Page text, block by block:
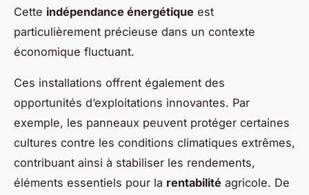
Cette indépendance énergétique est
particulièrement précieuse dans un contexte
économique fluctuant.
Ces installations offrent également des
opportunités d’exploitations innovantes. Par
exemple, les panneaux peuvent protéger certaines
cultures contre les conditions climatiques extrêmes,
contribuant ainsi à stabiliser les rendements,
éléments essentiels pour la rentabilité agricole. De